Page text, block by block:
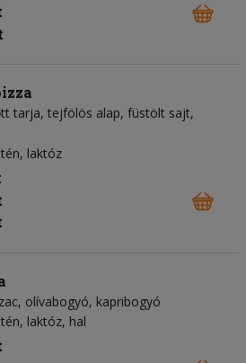
tarja tejfölös alap füstölt sajt
laktóz
olívabogyó kapribogyó
laktóz, hal